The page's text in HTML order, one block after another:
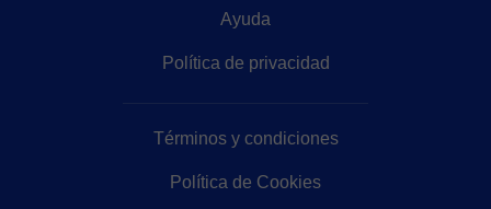
Ayuda
Política de privacidad
Términos y condiciones
Política de Cookies